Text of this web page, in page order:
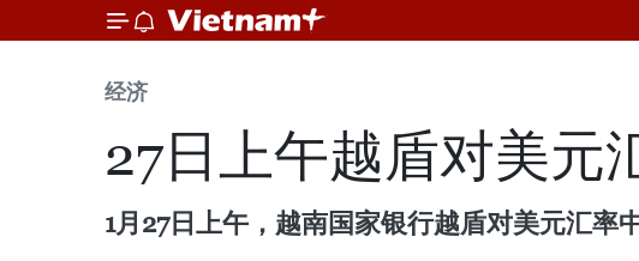
经济
27日上午越盾对美元
1月27日上午，越南国家银行越盾对美元汇率